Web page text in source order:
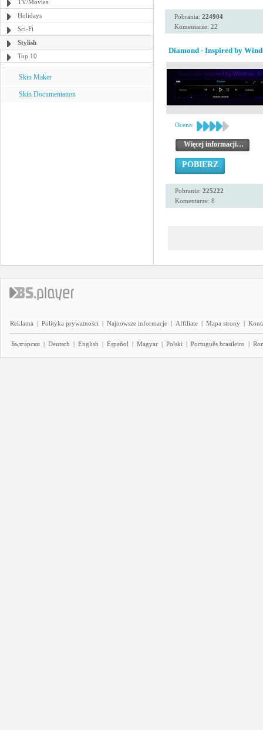
TV/Movies
Holidays
Sci-Fi
Stylish
Top 10
Skin Maker
Skin Documentation
Pobrania: 224904
Komentarze: 22
Diamond - Inspired by
Ocena:
Więcej informacji…
POBIERZ
Pobrania: 225222
Komentarze: 8
Reklama | Polityka prywatności | Najnowsze informacje | Affiliate | Mapa strony |
Български | Deutsch | English | Español | Magyar | Polski | Português brasileiro |